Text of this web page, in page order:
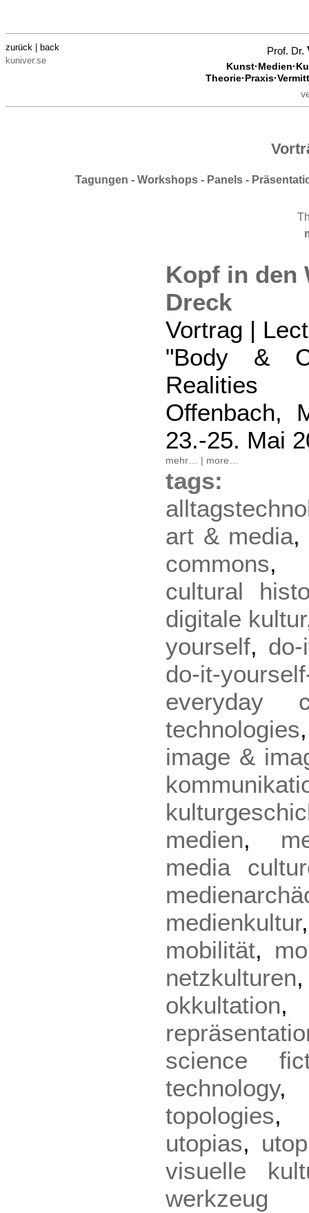
zurück | back
kuniver.se
Prof. Dr.
Tagungen - Workshops - Panels -
Kopf in den
Dreck
Vortrag |
"Body &
Realities
Offenbach,
23.-25. Mai
mehr… | more…
art & media,
commons
cultural
digitale kultur
yourself,
do-it-
everyday
technologies
image &
medien,
media
medienkultur
mobilität,
netzkulturen
okkultation
science
technology
topologies
utopias,
visuelle
werkzeug